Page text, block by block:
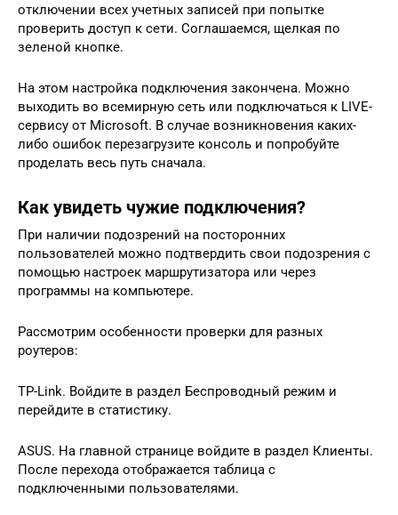
отключении всех учетных записей при попытке
проверить доступ к сети. Соглашаемся, щелкая по
зеленой кнопке.
На этом настройка подключения закончена. Можно
выходить во всемирную сеть или подключаться к LIVE-
сервису от Microsoft. В случае возникновения каких-
либо ошибок перезагрузите консоль и попробуйте
проделать весь путь сначала.
Как увидеть чужие подключения?
При наличии подозрений на посторонних
пользователей можно подтвердить свои подозрения с
помощью настроек маршрутизатора или через
программы на компьютере.
Рассмотрим особенности проверки для разных
роутеров:
TP-Link. Войдите в раздел Беспроводный режим и
перейдите в статистику.
ASUS. На главной странице войдите в раздел Клиенты.
После перехода отображается таблица с
подключенными пользователями.